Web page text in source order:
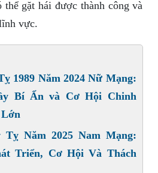
thể gặt hái được thành công và
vực.
1989 Năm 2024 Nữ Mạng:
Bí Ẩn và Cơ Hội Chinh
Năm 2025 Nam Mạng:
Triển, Cơ Hội Và Thách